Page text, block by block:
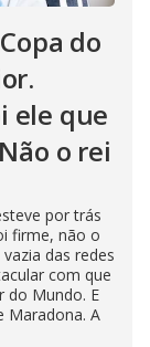
do
ele que
o rei
por trás
firme, não o
das redes
com que
do Mundo. E
Maradona. A